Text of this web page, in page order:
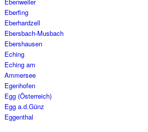
Eberfing
Eberhardzell
Ebersbach-Musbach
Ebershausen
Eching
Eching am
Ammersee
Egenhofen
Egg (Österreich)
Egg a.d.Günz
Eggenthal